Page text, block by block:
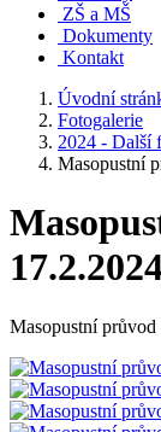
ZŠ a MŠ
Dokumenty
Kontakt
Úvodní
Fotogalerie
2024 - Další
Masopustní
Masopustní